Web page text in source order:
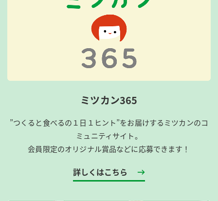
ミツカン365
”つくると食べるの１日１ヒント”をお届けするミツカンのコ
ミュニティサイト。
会員限定のオリジナル賞品などに応募できます！
詳しくはこちら